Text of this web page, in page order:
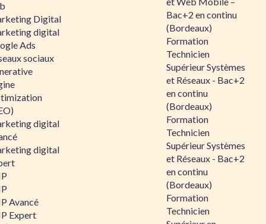
Digital
digital
Ads
sociaux
digital
digital
Avancé
Expert
Bac+2 en continu
(Bordeaux)
Formation
Technicien
Supérieur Systèmes
et Réseaux - Bac+2
en continu
(Bordeaux)
Formation
Technicien
Supérieur Systèmes
et Réseaux - Bac+2
en continu
(Bordeaux)
Formation
Technicien